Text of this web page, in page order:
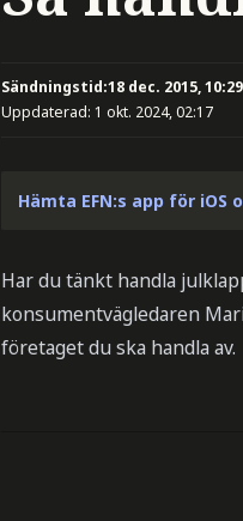
Sändningstid:18 dec. 2015, 10:29
Uppdaterad: 1 okt. 2024, 02:17
Hämta EFN:s app för iOS
Har du tänkt handla
konsumentvägledaren
företaget du ska handla av.